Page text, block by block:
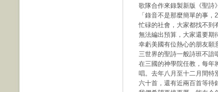
歌隊合作來錄製新版《聖詩
「錄音不是那麼簡單的事
忙碌的社會，大家都找不到
無法編出預算，大家還要期
幸虧美國有位熱心的朋友願
三世界的聖詩一般詩班不諳
在三國的神學院任教，每年
唱。去年八月至十二月間特
六十首，還有近兩百首等待